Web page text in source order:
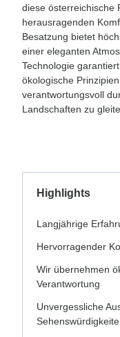
diese österreichische
herausragenden
Besatzung bietet
einer eleganten
Technologie
ökologische
verantwortungsvoll
Landschaften zu
Highlights
Langjährige
Hervorragender
Wir übernehmen
Verantwortung
Unvergessliche